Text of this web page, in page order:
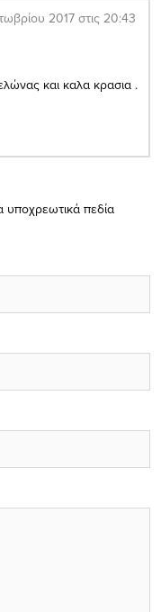
2017 στις 20:43
και καλα κρασια .
υποχρεωτικά πεδία